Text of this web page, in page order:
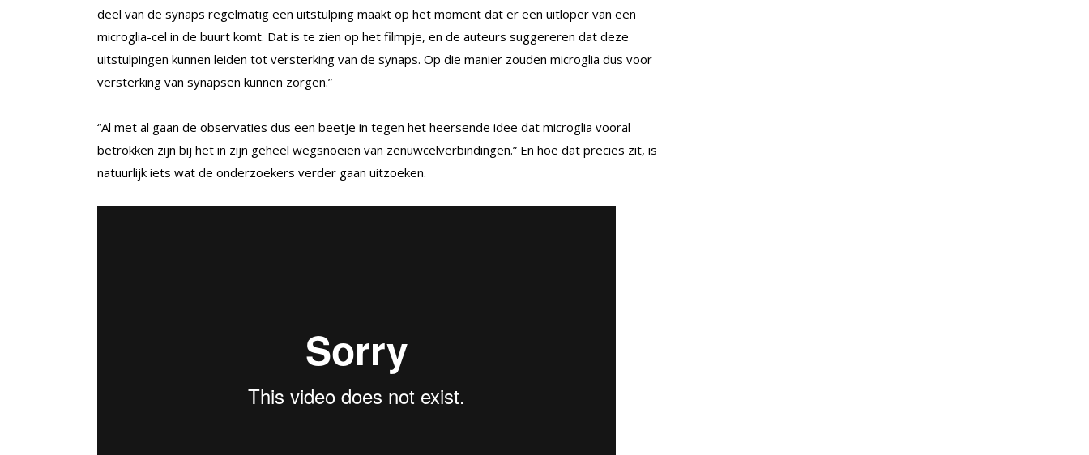
deel van de synaps regelmatig een uitstulping maakt op het moment dat er een uitloper van een
microglia-cel in de buurt komt. Dat is te zien op het filmpje, en de auteurs suggereren dat deze
uitstulpingen kunnen leiden tot versterking van de synaps. Op die manier zouden microglia dus voor
versterking van synapsen kunnen zorgen.”
“Al met al gaan de observaties dus een beetje in tegen het heersende idee dat microglia vooral
betrokken zijn bij het in zijn geheel wegsnoeien van zenuwcelverbindingen.” En hoe dat precies zit, is
natuurlijk iets wat de onderzoekers verder gaan uitzoeken.